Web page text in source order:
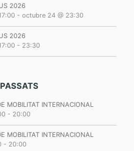
2026
- octubre 24 @ 23:30
2026
- 23:30
MOBILITAT INTERNACIONAL
- 20:00
MOBILITAT INTERNACIONAL
- 20:00